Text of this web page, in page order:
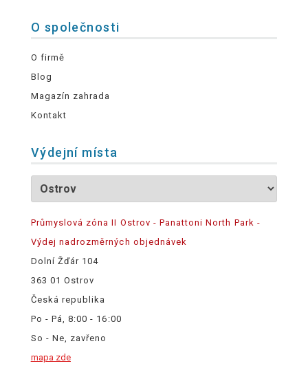
O společnosti
O firmě
Blog
Magazín zahrada
Kontakt
Výdejní místa
Průmyslová zóna II Ostrov - Panattoni North Park -
Výdej nadrozměrných objednávek
Dolní Žďár 104
363 01 Ostrov
Česká republika
Po - Pá, 8:00 - 16:00
So - Ne, zavřeno
mapa zde